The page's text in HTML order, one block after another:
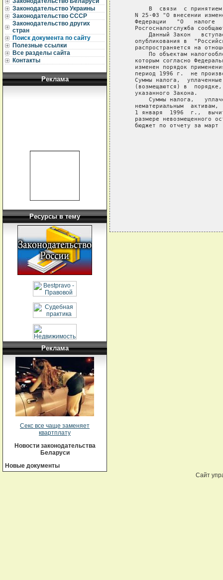
Законодательство Украины
Законодательство СССР
Законодательство других
стран
Поиск документа по сайту
Полезные ссылки
Все разделы сайта
Контакты
Реклама
Ресурсы в тему
Реклама
Секс все чаще заменяет
квартплату
Новости законодательства
Беларуси
Новые документы
В  связи  с
N 25-ФЗ "О внесении
Федерации   "О   налоге
Росгосналогслужба
Данный Закон
опубликования в
распространяется на
По объектам
которым согласно
изменен порядок
период 1996 г.  не
Суммы налога,
(возмещаются) в
   указанного Закона.
Суммы налога,
нематериальным  активам,
1 января  1996  г.,
размере невозмещенного
бюджет по отчету за март
Сайт